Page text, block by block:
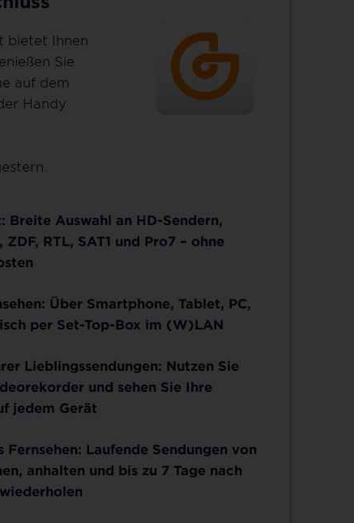
bietet Ihnen
Sie
auf dem
Handy
Breite Auswahl an HD-Sendern,
RTL, SAT1 und Pro7 – ohne
Über Smartphone, Tablet, PC,
per Set-Top-Box im (W)LAN
Lieblingssendungen: Nutzen Sie
und sehen Sie Ihre
jedem Gerät
Fernsehen: Laufende Sendungen von
anhalten und bis zu 7 Tage nach